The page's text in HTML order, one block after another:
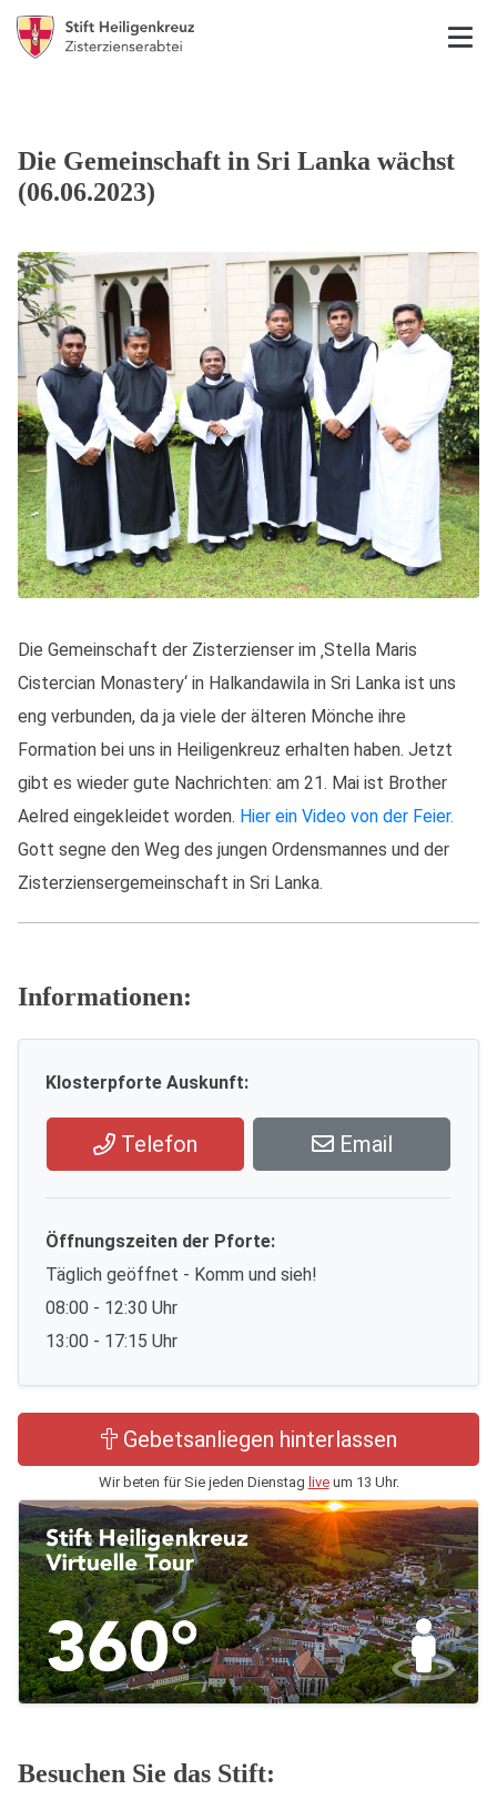
Die Gemeinschaft in Sri Lanka wächst
(06.06.2023)
Die Gemeinschaft der Zisterzienser im ‚Stella Maris
Cistercian Monastery‘ in Halkandawila in Sri Lanka ist uns
eng verbunden, da ja viele der älteren Mönche ihre
Formation bei uns in Heiligenkreuz erhalten haben. Jetzt
gibt es wieder gute Nachrichten: am 21. Mai ist Brother
Aelred eingekleidet worden. Hier ein Video von der Feier.
Gott segne den Weg des jungen Ordensmannes und der
Zisterziensergemeinschaft in Sri Lanka.
Informationen:
Klosterpforte Auskunft:
Telefon Email
Öffnungszeiten der Pforte:
Täglich geöffnet - Komm und sieh!
08:00 - 12:30 Uhr
13:00 - 17:15 Uhr
Gebetsanliegen hinterlassen
Wir beten für Sie jeden Dienstag liveum 13 Uhr.
Besuchen Sie das Stift: